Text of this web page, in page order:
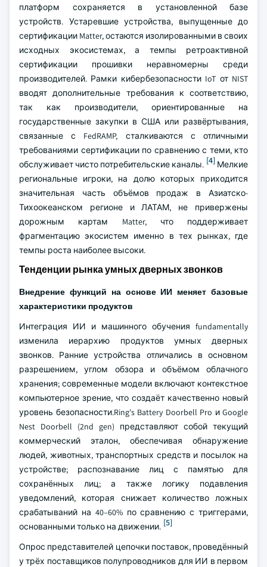
платформ сохраняется в установленной базе
устройств. Устаревшие устройства, выпущенные до
сертификации Matter, остаются изолированными в своих
исходных экосистемах, а темпы ретроактивной
сертификации прошивки неравномерны среди
производителей. Рамки кибербезопасности IoT от NIST
вводят дополнительные требования к соответствию,
так как производители, ориентированные на
государственные закупки в США или развёртывания,
связанные с FedRAMP, сталкиваются с отличными
требованиями сертификации по сравнению с теми, кто
обслуживает чисто потребительские каналы. [4] Мелкие
региональные игроки, на долю которых приходится
значительная часть объёмов продаж в Азиатско-
Тихоокеанском регионе и ЛАТАМ, не привержены
дорожным картам Matter, что поддерживает
фрагментацию экосистем именно в тех рынках, где
темпы роста наиболее высоки.
Тенденции рынка умных дверных звонков
Внедрение функций на основе ИИ меняет базовые
характеристики продуктов
Интеграция ИИ и машинного обучения fundamentally
изменила иерархию продуктов умных дверных
звонков. Ранние устройства отличались в основном
разрешением, углом обзора и объёмом облачного
хранения; современные модели включают контекстное
компьютерное зрение, что создаёт качественно новый
уровень безопасности.Ring's Battery Doorbell Pro и Google
Nest Doorbell (2nd gen) представляют собой текущий
коммерческий эталон, обеспечивая обнаружение
людей, животных, транспортных средств и посылок на
устройстве; распознавание лиц с памятью для
сохранённых лиц; а также логику подавления
уведомлений, которая снижает количество ложных
срабатываний на 40–60% по сравнению с триггерами,
основанными только на движении. [5]
Опрос представителей цепочки поставок, проведённый
у трёх поставщиков полупроводников для ИИ в первом